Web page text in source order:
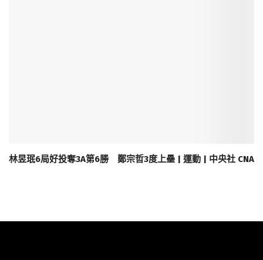
林昱珉6局好投奪3A第6勝 鄭宗哲3度上壘 | 運動 | 中央社 CNA